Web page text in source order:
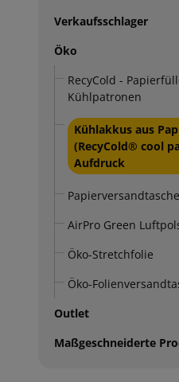
Verkaufsschlager
Öko
RecyCold -
Kühlpatronen
Kühlakkus aus
(RecyCold® cool
Aufdruck
AirPro Green
Öko-Stretchfolie
Öko-
Outlet
Maßgeschneiderte